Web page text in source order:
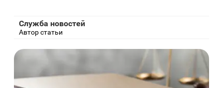
Служба новостей
Автор статьи